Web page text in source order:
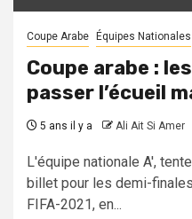
Coupe Arabe Équipes Nationales
Coupe arabe :
passer l’écueil
5 ans il y a Ali Ait Si Amer
L'équipe nationale A',
billet pour les demi-
FIFA-2021, en...